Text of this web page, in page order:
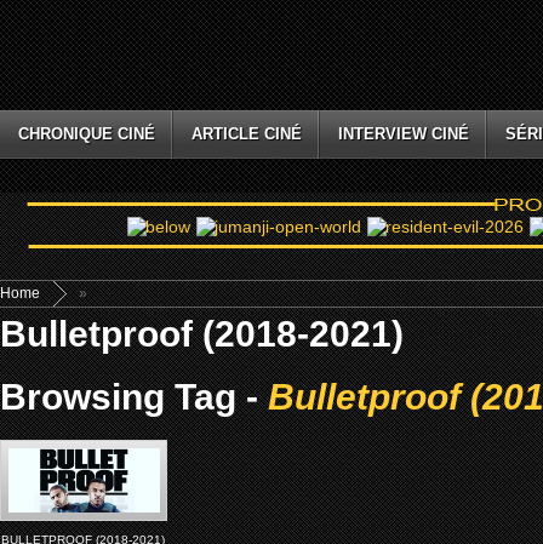
CHRONIQUE CINÉ ARTICLE CINÉ INTERVIEW CINÉ
Home »
Bulletproof (2018-2021)
Browsing Tag -Bulletproof
BULLETPROOF (2018-2021)